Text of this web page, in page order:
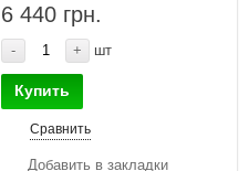
6 440 грн.
- + шт
Купить
Сравнить
Добавить в закладки